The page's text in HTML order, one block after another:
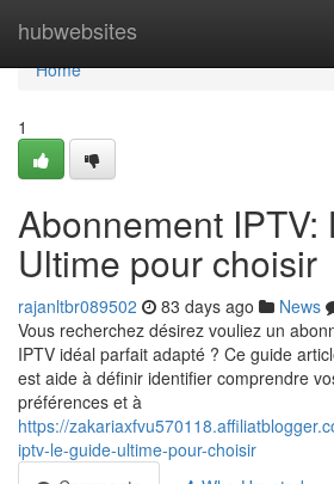
hubwebsites
Home
Home
1
Abonnement IPTV:
Ultime pour choisir
rajanltbr089502 83 days ago News
Vous recherchez désirez vouliez un
IPTV idéal parfait adapté ? Ce guide
est aide à définir identifier comprendre
préférences et à
https://
iptv-le-guide-ultime-pour-choisir